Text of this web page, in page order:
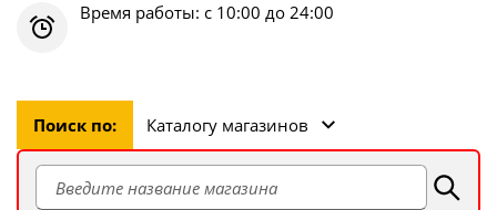
Время работы: с 10:00 до 24:00
Поиск по: Каталогу магазинов